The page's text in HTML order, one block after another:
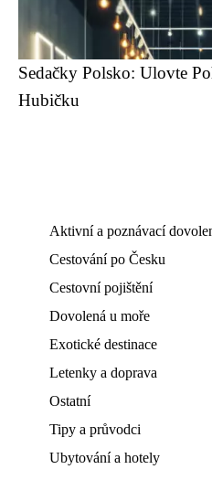
Sedačky Polsko: Ulovte
Hubičku
Aktivní a poznávací
Cestování po Česku
Cestovní pojištění
Dovolená u moře
Exotické destinace
Letenky a doprava
Ostatní
Tipy a průvodci
Ubytování a hotely